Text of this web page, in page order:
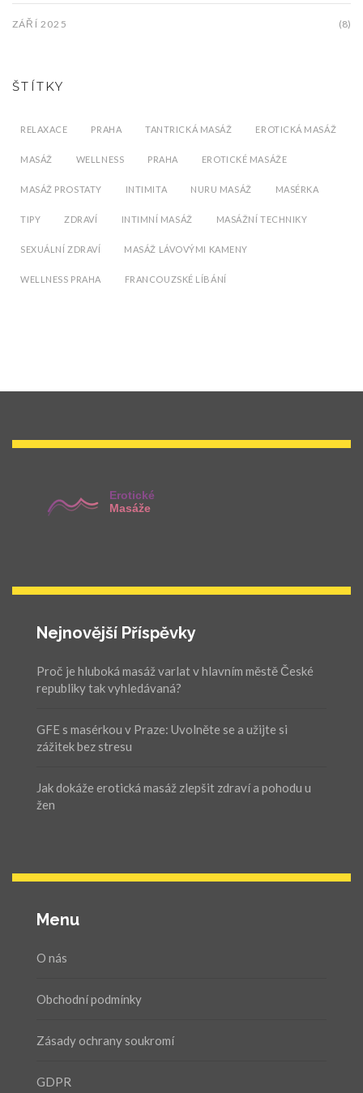
ZÁŘÍ 2025 (8)
ŠTÍTKY
RELAXACE PRAHA TANTRICKÁ MASÁŽ EROTICKÁ MASÁŽ
MASÁŽ WELLNESS PRAHA EROTICKÉ MASÁŽE
MASÁŽ PROSTATY INTIMITA NURU MASÁŽ MASÉRKA
TIPY ZDRAVÍ INTIMNÍ MASÁŽ MASÁŽNÍ TECHNIKY
SEXUÁLNÍ ZDRAVÍ MASÁŽ LÁVOVÝMI KAMENY
WELLNESS PRAHA FRANCOUZSKÉ LÍBÁNÍ
Nejnovější Příspěvky
Proč je hluboká masáž varlat v hlavním městě České
republiky tak vyhledávaná?
GFE s masérkou v Praze: Uvolněte se a užijte si
zážitek bez stresu
Jak dokáže erotická masáž zlepšit zdraví a pohodu u
žen
Menu
O nás
Obchodní podmínky
Zásady ochrany soukromí
GDPR